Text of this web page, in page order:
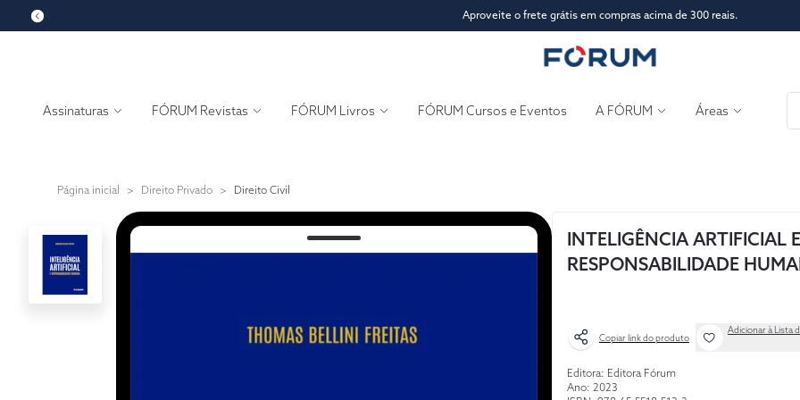
Aproveite o frete grátis em compras acima de 300 reais.
Assinaturas FÓRUM Revistas FÓRUM Livros FÓRUM Cursos e Eventos A FÓRUM Áreas
Página inicial > Direito Privado > Direito Civil
INTELIGÊNCIA ARTIFICIAL E
RESPONSABILIDADE
Copiar link do produto
Adicionar à Lista
Editora: Editora Fórum
Ano: 2023